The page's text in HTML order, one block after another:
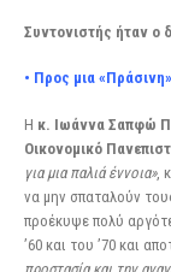
Συντονιστής ήταν ο
• Προς μια
Η κ. Ιωάννα Σαπφώ
Οικονομικό
για μια παλιά έννοια»,
να μην σπαταλούν
προέκυψε πολύ
’60 και του ’70 και